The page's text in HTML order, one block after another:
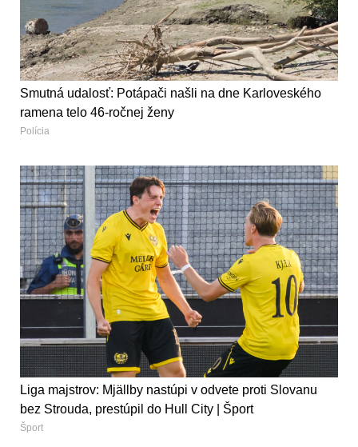
Smutná udalosť: Potápači našli na dne Karloveského
ramena telo 46-ročnej ženy
Polícia
Liga majstrov: Mjällby nastúpi v odvete proti Slovanu
bez Strouda, prestúpil do Hull City | Šport
Šport